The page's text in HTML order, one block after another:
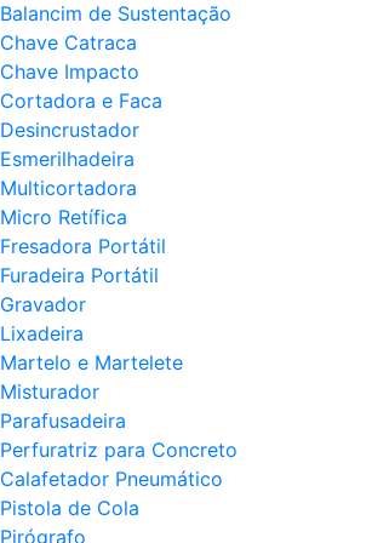
Balancim de Sustentação
Chave Catraca
Chave Impacto
Cortadora e Faca
Desincrustador
Esmerilhadeira
Multicortadora
Micro Retífica
Fresadora Portátil
Furadeira Portátil
Gravador
Lixadeira
Martelo e Martelete
Misturador
Parafusadeira
Perfuratriz para Concreto
Calafetador Pneumático
Pistola de Cola
Pirógrafo